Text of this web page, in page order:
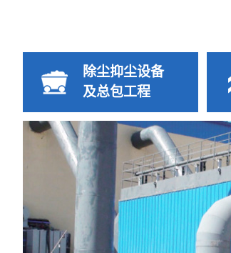
除尘抑尘设备
及总包工程